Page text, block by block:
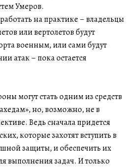
Умеров.
на практике – владельцы
или вертолетов будут
военным, или сами будут
атак – пока остается
могут стать одним из средств
но, возможно, не в
Ведь сначала придется
которые захотят вступить в
защиты, и обеспечить их
выполнения задач. И только